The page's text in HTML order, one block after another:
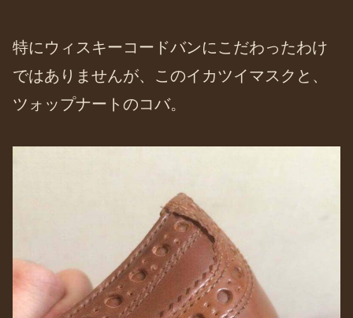
特にウィスキーコードバンにこだわったわけ
ではありませんが、このイカツイマスクと、
ツォップナートのコバ。